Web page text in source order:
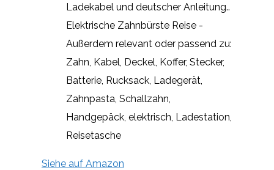
Ladekabel und deutscher Anleitung..
Elektrische Zahnbürste Reise -
Außerdem relevant oder passend zu:
Zahn, Kabel, Deckel, Koffer, Stecker,
Batterie, Rucksack, Ladegerät,
Zahnpasta, Schallzahn,
Handgepäck, elektrisch, Ladestation,
Reisetasche
Siehe auf Amazon